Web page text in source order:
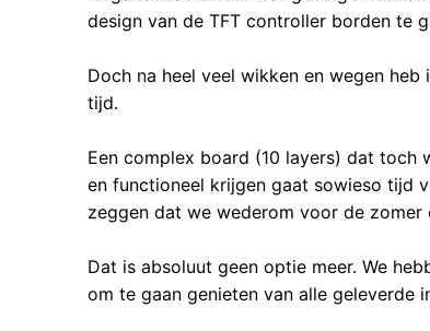
design van de TFT controller borden te
Doch na heel veel wikken en wegen
tijd.
Een complex board (10 layers) dat toch
en functioneel krijgen gaat sowieso tijd
zeggen dat we wederom voor de zomer
Dat is absoluut geen optie meer. We
om te gaan genieten van alle geleverde